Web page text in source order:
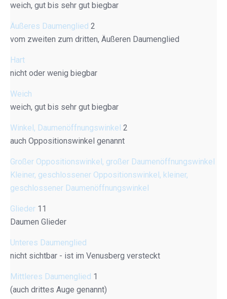
weich, gut bis sehr gut biegbar
Äußeres Daumenglied 2
vom zweiten zum dritten, Äußeren Daumenglied
Hart
nicht oder wenig biegbar
Weich
weich, gut bis sehr gut biegbar
Winkel, Daumenöffnungswinkel 2
auch Oppositionswinkel genannt
Großer Oppositionswinkel, großer Daumenöffnungswinkel
Kleiner, geschlossener Oppositionswinkel, kleiner,
geschlossener Daumenöffnungswinkel
Glieder 11
Daumen Glieder
Unteres Daumenglied
nicht sichtbar - ist im Venusberg versteckt
Mittleres Daumenglied 1
(auch drittes Auge genannt)